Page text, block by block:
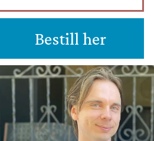
Bestill her